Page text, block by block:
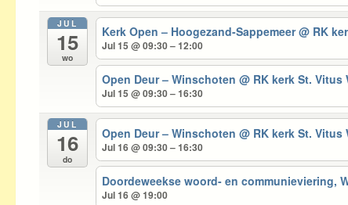
JUL
15
wo
Kerk Open – Hoogezand-Sappemeer@ RK
Jul 15 @ 09:30 – 12:00
Open Deur – Winschoten@ RK kerk St.
Jul 15 @ 09:30 – 16:30
JUL
16
do
Open Deur – Winschoten@ RK kerk St.
Jul 16 @ 09:30 – 16:30
Doordeweekse woord- en communieviering,
Jul 16 @ 19:00